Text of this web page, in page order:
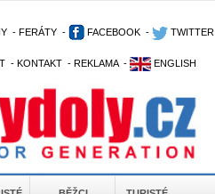
- FERÁTY - FACEBOOK - TWITTER
- KONTAKT - REKLAMA - ENGLISH